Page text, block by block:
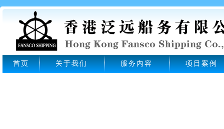
首页 关于我们 服务内容 项目案例